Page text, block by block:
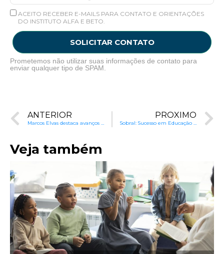
ACEITO RECEBER E-MAILS PARA CONTATO E ORIENTAÇÕES
DO INSTITUTO ALFA E BETO.
SOLICITAR CONTATO
Prometemos não utilizar suas informações de contato para
enviar qualquer tipo de SPAM.
ANTERIOR
Marcos Elvas destaca avanços na educação de Bom Jesus (PI)
PRÓXIMO
Sobral: Sucesso em Educação com o Instituto Alfa e Beto
Veja também